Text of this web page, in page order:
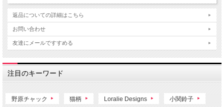
返品についての詳細はこちら
お問い合わせ
友達にメールですすめる
注目のキーワード
野原チャック 猫柄 Loralie Designs 小関鈴子